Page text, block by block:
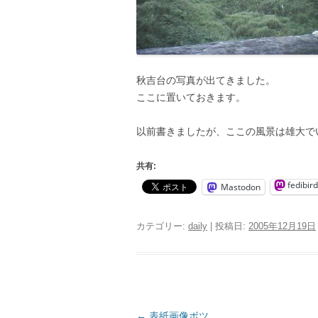
秋吉台の写真が出てきました。
ここに置いておきます。
以前書きましたが、ここの風景は雄大で
共有:
Mastodon fedibird
カテゴリー: daily | 投稿日: 2005年12月19日
投
← 表紙画像ボツ